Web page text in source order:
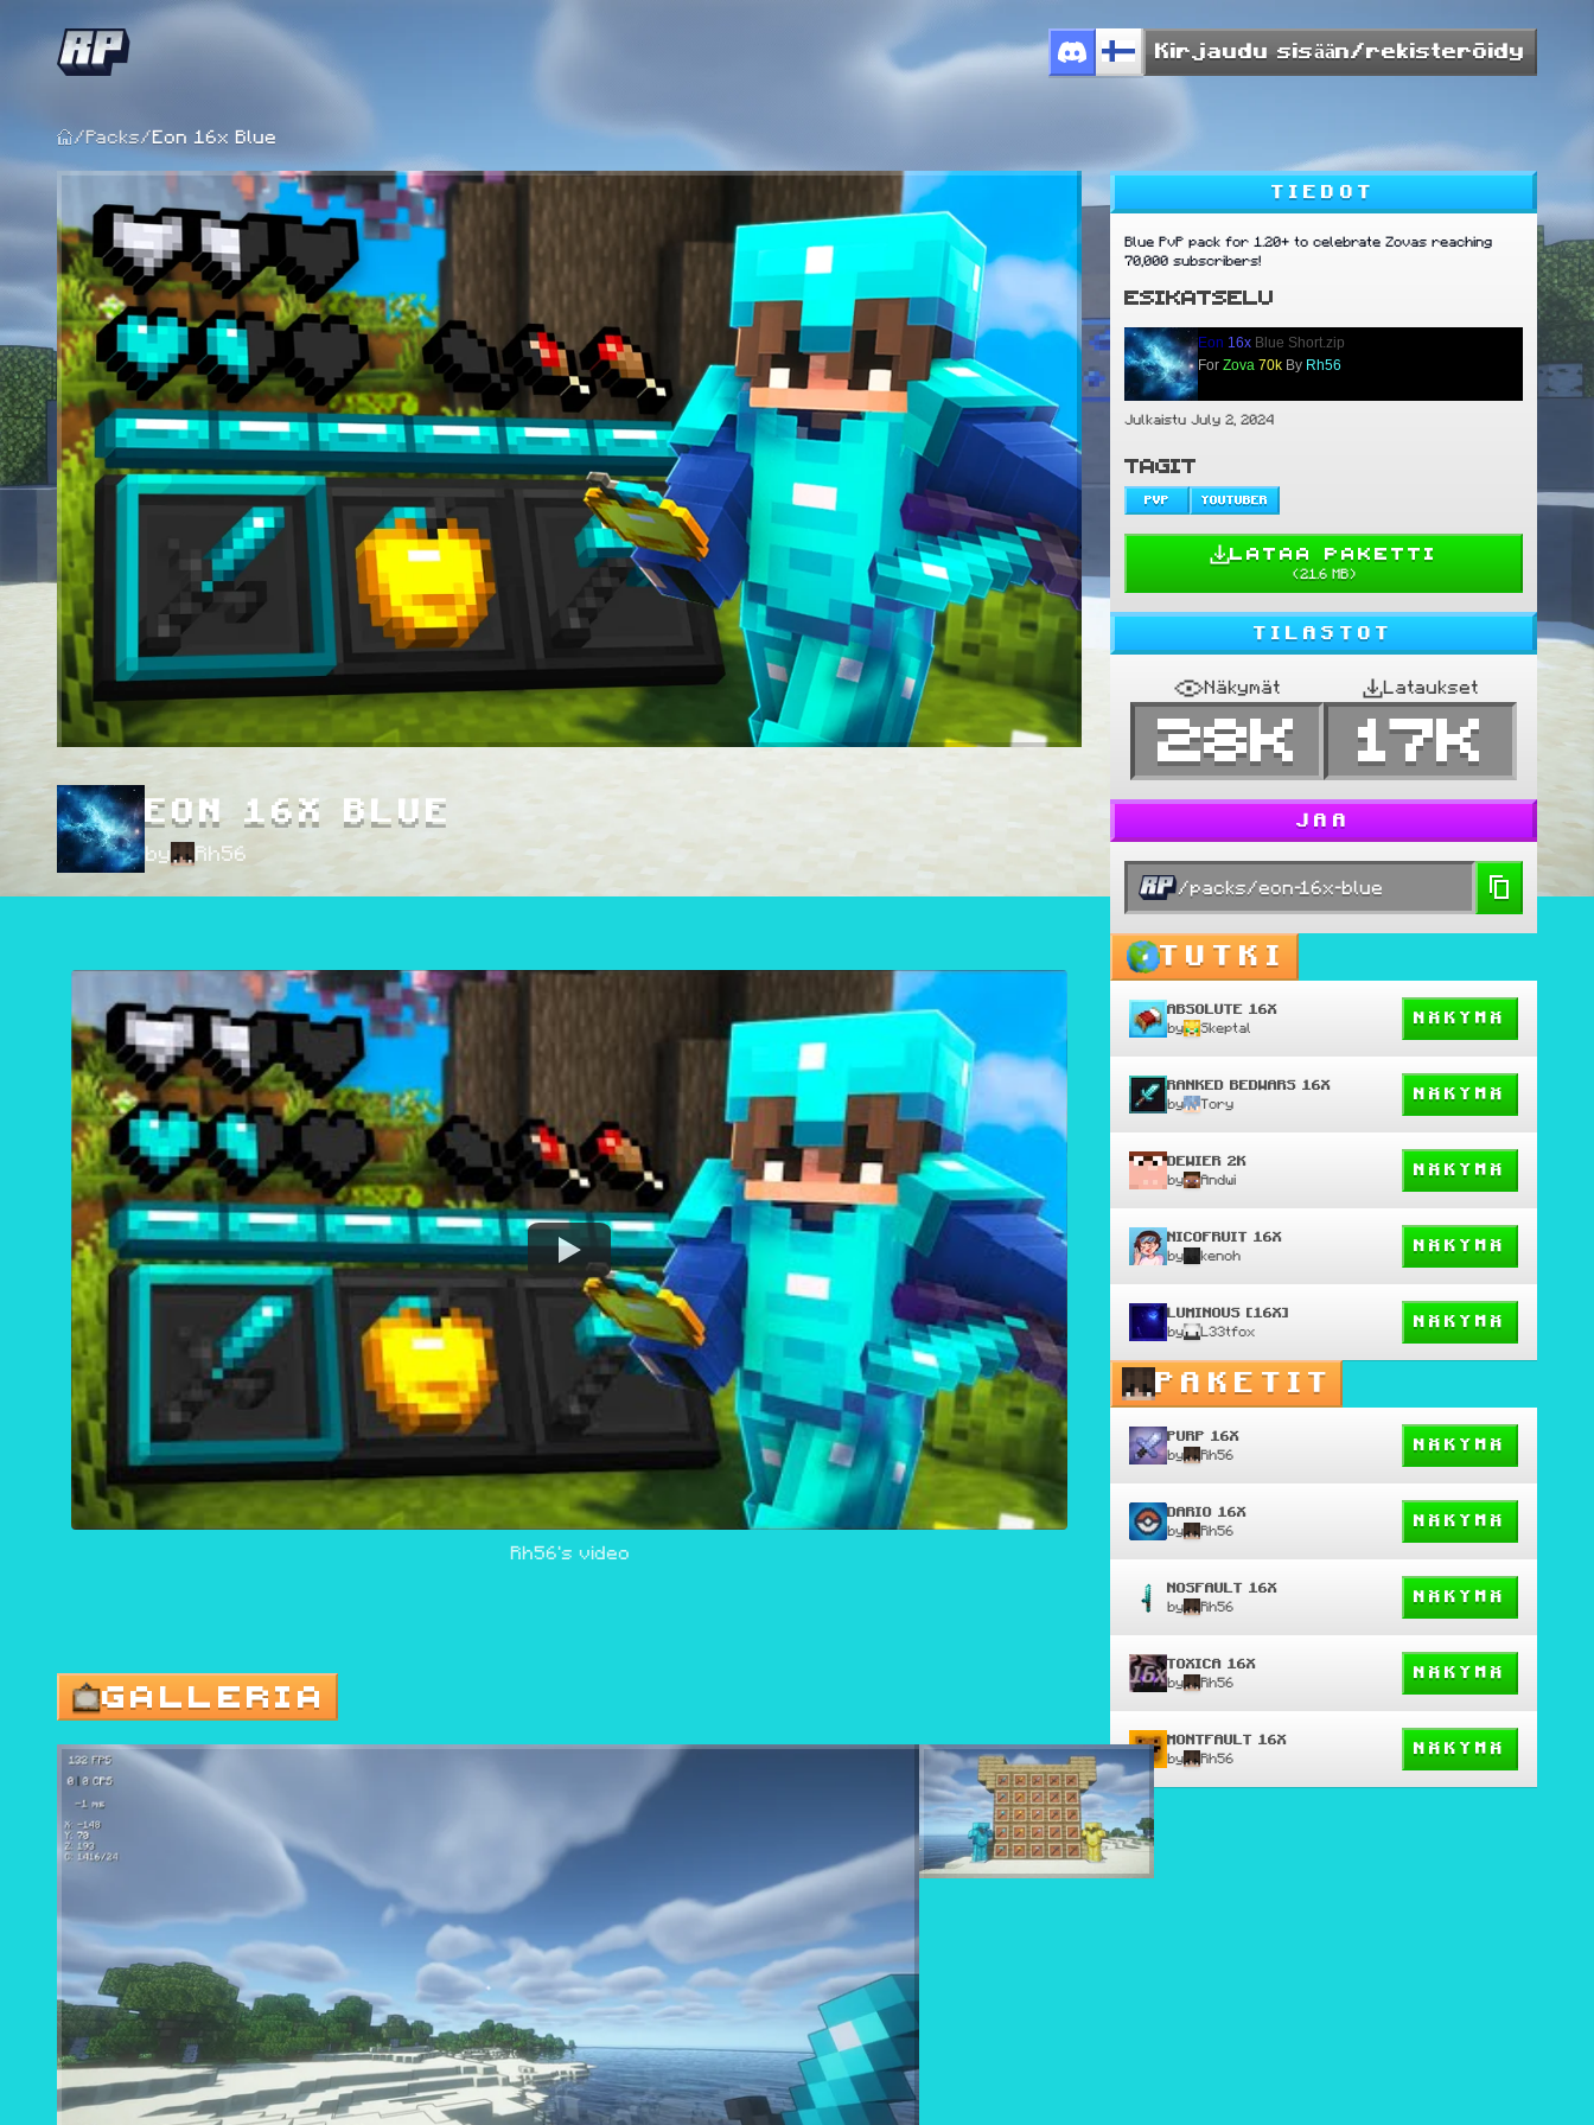
Kirjaudu sisään/rekisteröidy
/ Packs/ Eon 16x Blue
EON 16X BLUE
by Rh56
GALLERIA
TIEDOT
Blue PvP pack for 1.20+ to celebrate Zovas reaching
70,000 subscribers!
ESIKATSELU
Eon 16x Blue Short.zip
For Zova 70k By Rh56
Julkaistu July 2, 2024
TAGIT
PVP YOUTUBER
LATAA PAKETTI
(21.6 MB)
TILASTOT
Näkymät
28K
Lataukset
17K
JAA
/packs/eon-16x-blue
TUTKI
ABSOLUTE 16X
by Skeptal
NÄKYMÄ
RANKED BEDWARS 16X
by Tory
NÄKYMÄ
DEWIER 2K
by Andwi
NÄKYMÄ
NICOFRUIT 16X
by kenoh
NÄKYMÄ
LUMINOUS [16X]
by L33tfox
NÄKYMÄ
PAKETIT
PURP 16X
by Rh56
NÄKYMÄ
DARIO 16X
by Rh56
NÄKYMÄ
NOSFAULT 16X
by Rh56
NÄKYMÄ
TOXICA 16X
by Rh56
NÄKYMÄ
MONTFAULT 16X
by Rh56
NÄKYMÄ